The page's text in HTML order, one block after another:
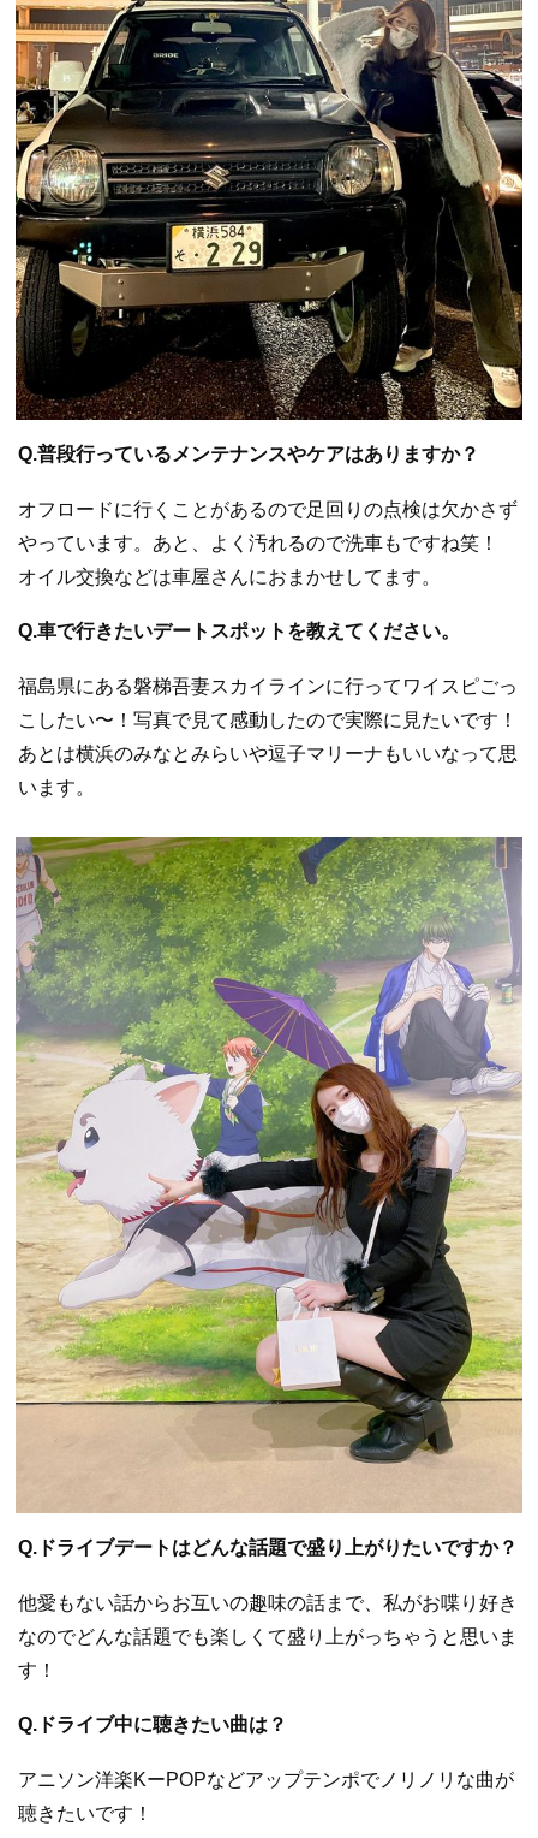
Q.普段行っているメンテナンスやケアはありますか？
オフロードに行くことがあるので足回りの点検は欠かさず
やっています。あと、よく汚れるので洗車もですね笑！
オイル交換などは車屋さんにおまかせしてます。
Q.車で行きたいデートスポットを教えてください。
福島県にある磐梯吾妻スカイラインに行ってワイスピごっ
こしたい〜！写真で見て感動したので実際に見たいです！
あとは横浜のみなとみらいや逗子マリーナもいいなって思
います。
Q.ドライブデートはどんな話題で盛り上がりたいですか？
他愛もない話からお互いの趣味の話まで、私がお喋り好き
なのでどんな話題でも楽しくて盛り上がっちゃうと思いま
す！
Q.ドライブ中に聴きたい曲は？
アニソン洋楽KーPOPなどアップテンポでノリノリな曲が
聴きたいです！